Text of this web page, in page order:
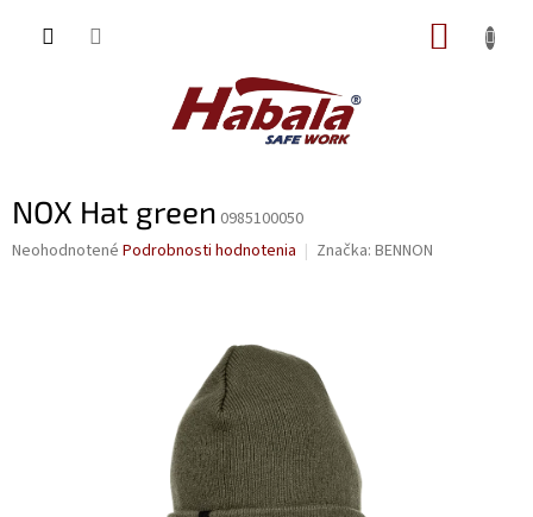
NOX Hat green 0985100050
Priemerné
Neohodnotené Podrobnosti hodnotenia Značka: BENNON